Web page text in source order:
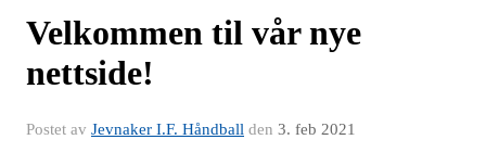
Velkommen til vår nye
nettside!
Postet av Jevnaker I.F. Håndball den 3. feb 2021